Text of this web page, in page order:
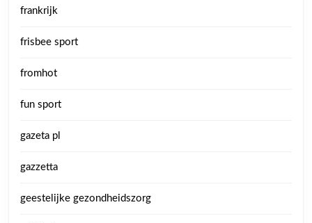
frankrijk
frisbee sport
fromhot
fun sport
gazeta pl
gazzetta
geestelijke gezondheidszorg